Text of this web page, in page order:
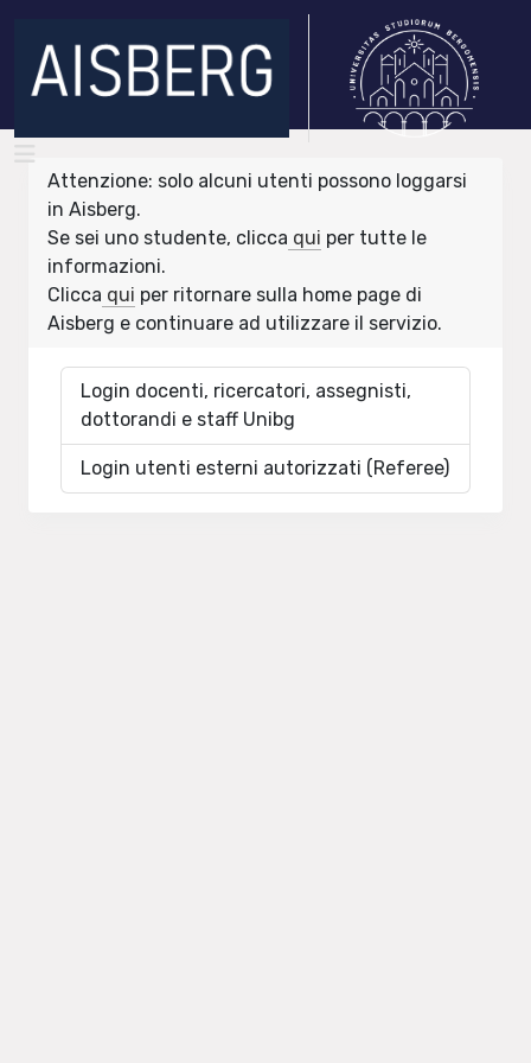
Attenzione: solo alcuni utenti possono loggarsi
in Aisberg.
Se sei uno studente, clicca qui per tutte le
informazioni.
Clicca qui per ritornare sulla home page di
Aisberg e continuare ad utilizzare il servizio.
Login docenti, ricercatori, assegnisti,
dottorandi e staff Unibg
Login utenti esterni autorizzati (Referee)